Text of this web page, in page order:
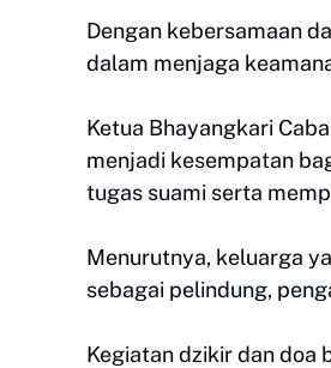
Dengan kebersamaan
dalam menjaga
Ketua Bhayangkari
menjadi kesempatan
tugas suami serta
Menurutnya, keluarga
sebagai pelindung,
Kegiatan dzikir dan doa